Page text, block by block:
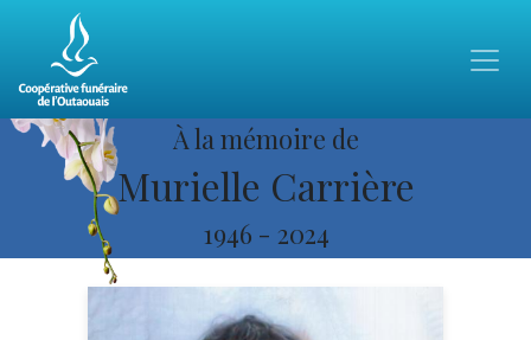
À la mémoire de
Murielle Carrière
1946 - 2024